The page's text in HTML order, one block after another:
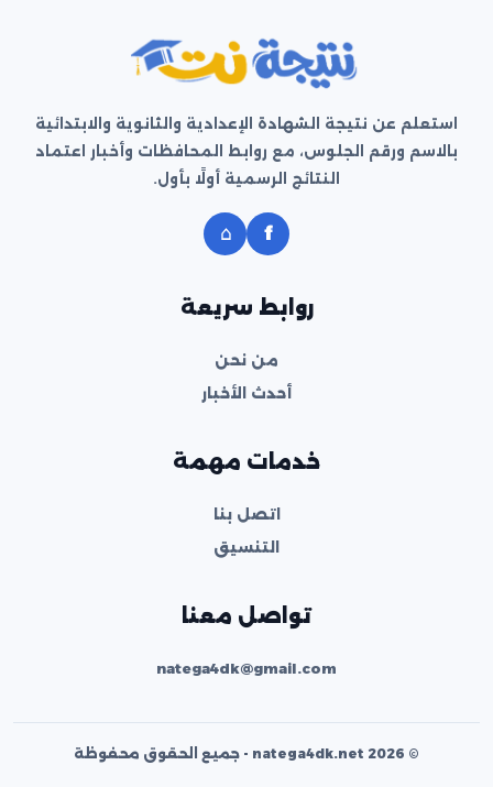
استعلم عن نتيجة الشهادة الإعدادية والثانوية والابتدائية
بالاسم ورقم الجلوس، مع روابط المحافظات وأخبار اعتماد
النتائج الرسمية أولًا بأول.
f
⌂
روابط سريعة
من نحن
أحدث الأخبار
خدمات مهمة
اتصل بنا
التنسيق
تواصل معنا
natega4dk@gmail.com
© 2026 natega4dk.net - جميع الحقوق محفوظة